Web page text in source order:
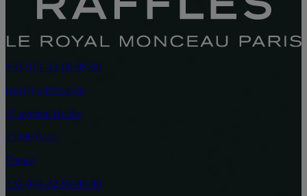
+33-(0)1-42-99-88-00
paris@raffles.com
37 avenue Hoche
75008 Paris
France
+33-(0)1-42-99-88-00